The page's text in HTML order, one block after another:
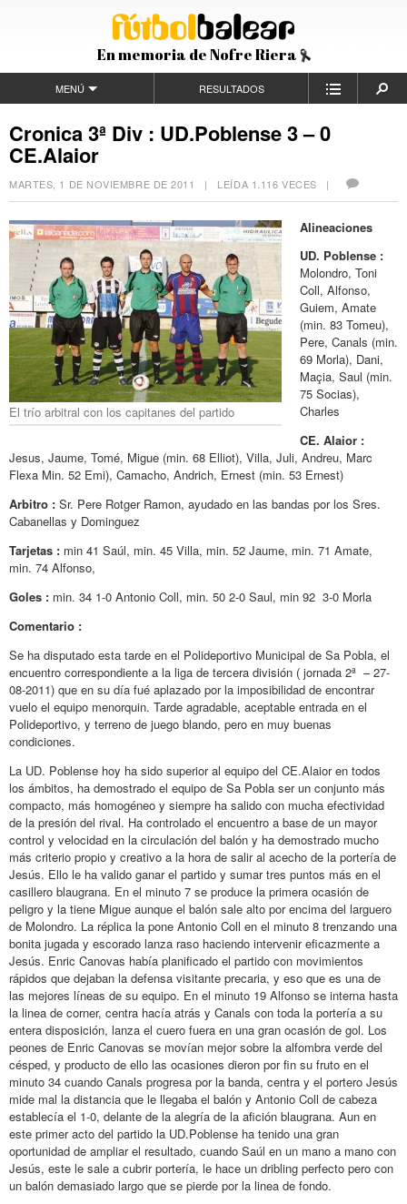
En memoria de Nofre Riera
MENÚ RESULTADOS
Cronica 3ª Div : UD.Poblense 3 – 0
CE.Alaior
MARTES, 1 DE NOVIEMBRE DE 2011 | LEÍDA 1.116 VECES |
El trío arbitral con los capitanes del partido
Alineaciones
UD. Poblense :
Molondro, Toni
Coll, Alfonso,
Guiem, Amate
(min. 83 Tomeu),
Pere, Canals (min.
69 Morla), Dani,
Maçia, Saul (min.
75 Socias),
Charles
CE. Alaior :
Jesus, Jaume, Tomé, Migue (min. 68 Elliot), Villa, Juli, Andreu, Marc
Flexa Min. 52 Emi), Camacho, Andrich, Ernest (min. 53 Ernest)
Arbitro : Sr. Pere Rotger Ramon, ayudado en las bandas por los Sres.
Cabanellas y Dominguez
Tarjetas : min 41 Saúl, min. 45 Villa, min. 52 Jaume, min. 71 Amate,
min. 74 Alfonso,
Goles : min. 34 1-0 Antonio Coll, min. 50 2-0 Saul, min 92 3-0 Morla
Comentario :
Se ha disputado esta tarde en el Polideportivo Municipal de Sa Pobla, el
encuentro correspondiente a la liga de tercera división ( jornada 2ª – 27-
08-2011) que en su día fué aplazado por la imposibilidad de encontrar
vuelo el equipo menorquin. Tarde agradable, aceptable entrada en el
Polideportivo, y terreno de juego blando, pero en muy buenas
condiciones.
La UD. Poblense hoy ha sido superior al equipo del CE.Alaior en todos
los ámbitos, ha demostrado el equipo de Sa Pobla ser un conjunto más
compacto, más homogéneo y siempre ha salido con mucha efectividad
de la presión del rival. Ha controlado el encuentro a base de un mayor
control y velocidad en la circulación del balón y ha demostrado mucho
más criterio propio y creativo a la hora de salir al acecho de la portería de
Jesús. Ello le ha valido ganar el partido y sumar tres puntos más en el
casillero blaugrana. En el minuto 7 se produce la primera ocasión de
peligro y la tiene Migue aunque el balón sale alto por encima del larguero
de Molondro. La réplica la pone Antonio Coll en el minuto 8 trenzando una
bonita jugada y escorado lanza raso haciendo intervenir eficazmente a
Jesús. Enric Canovas había planificado el partido con movimientos
rápidos que dejaban la defensa visitante precaria, y eso que es una de
las mejores líneas de su equipo. En el minuto 19 Alfonso se interna hasta
la linea de corner, centra hacía atrás y Canals con toda la portería a su
entera disposición, lanza el cuero fuera en una gran ocasión de gol. Los
peones de Enric Canovas se movían mejor sobre la alfombra verde del
césped, y producto de ello las ocasiones dieron por fin su fruto en el
minuto 34 cuando Canals progresa por la banda, centra y el portero Jesús
mide mal la distancia que le llegaba el balón y Antonio Coll de cabeza
establecía el 1-0, delante de la alegría de la afición blaugrana. Aun en
este primer acto del partido la UD.Poblense ha tenido una gran
oportunidad de ampliar el resultado, cuando Saúl en un mano a mano con
Jesús, este le sale a cubrir portería, le hace un dribling perfecto pero con
un balón demasiado largo que se pierde por la linea de fondo.